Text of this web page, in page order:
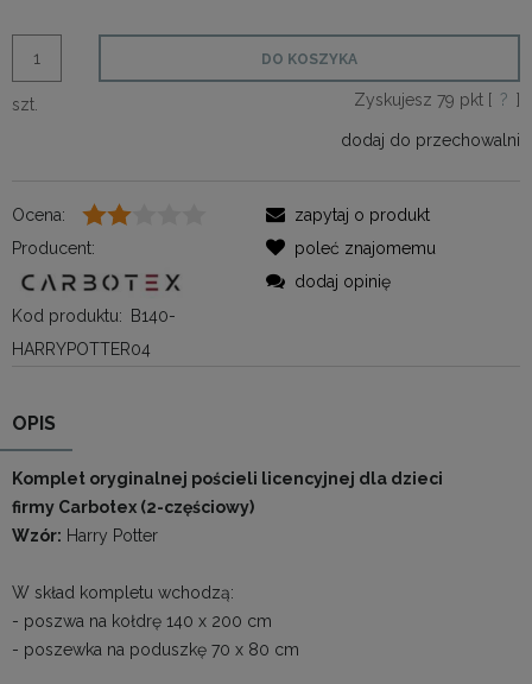
szt.
DO KOSZYKA
Zyskujesz 79 pkt [ ? ]
dodaj do przechowalni
Ocena:
Producent:
Kod produktu:
B140-
HARRYPOTTER04
zapytaj o produkt
poleć znajomemu
dodaj opinię
OPIS
Komplet oryginalnej pościeli licencyjnej dla dzieci
firmy Carbotex (2-częściowy)
Wzór: Harry Potter
W skład kompletu wchodzą:
- poszwa na kołdrę 140 x 200 cm
- poszewka na poduszkę 70 x 80 cm